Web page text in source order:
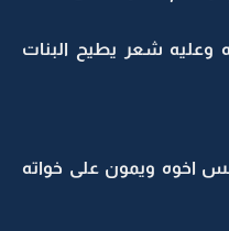
وعليه شعر يطيح البنات
نفس اخوه ويمون على خواته